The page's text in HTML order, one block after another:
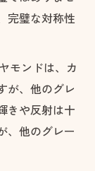
完璧な対称性
モンドは、カ
が、他のグレ
きや反射は十
、他のグレー